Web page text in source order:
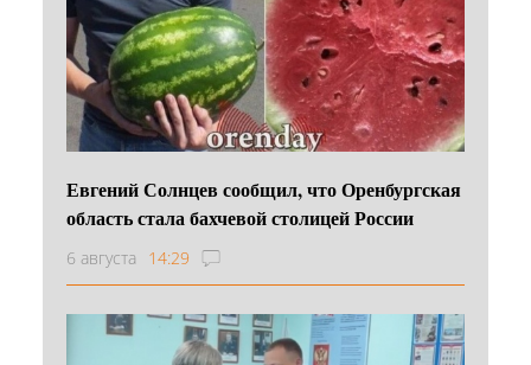
Евгений Солнцев сообщил, что Оренбургская
область стала бахчевой столицей России
6 августа 14:29